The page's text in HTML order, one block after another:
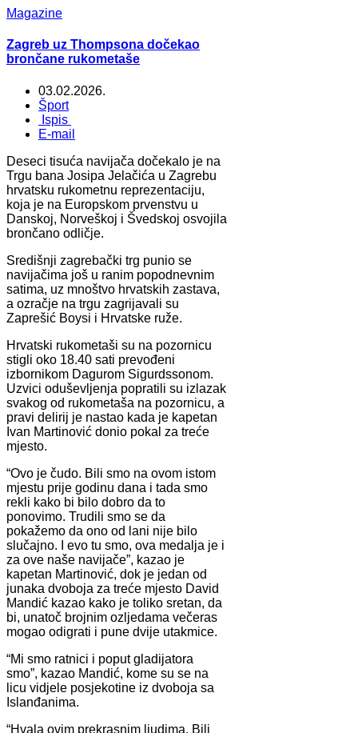
Magazine
Zagreb uz Thompsona dočekao
brončane rukometaše
03.02.2026.
Šport
Ispis
E-mail
Deseci tisuća navijača dočekalo je na
Trgu bana Josipa Jelačića u Zagrebu
hrvatsku rukometnu reprezentaciju,
koja je na Europskom prvenstvu u
Danskoj, Norveškoj i Švedskoj osvojila
brončano odličje.
Središnji zagrebački trg punio se
navijačima još u ranim popodnevnim
satima, uz mnoštvo hrvatskih zastava,
a ozračje na trgu zagrijavali su
Zaprešić Boysi i Hrvatske ruže.
Hrvatski rukometaši su na pozornicu
stigli oko 18.40 sati prevođeni
izbornikom Dagurom Sigurdssonom.
Uzvici oduševljenja popratili su izlazak
svakog od rukometaša na pozornicu, a
pravi delirij je nastao kada je kapetan
Ivan Martinović donio pokal za treće
mjesto.
“Ovo je čudo. Bili smo na ovom istom
mjestu prije godinu dana i tada smo
rekli kako bi bilo dobro da to
ponovimo. Trudili smo se da
pokažemo da ono od lani nije bilo
slučajno. I evo tu smo, ova medalja je i
za ove naše navijače”, kazao je
kapetan Martinović, dok je jedan od
junaka dvoboja za treće mjesto David
Mandić kazao kako je toliko sretan, da
bi, unatoč brojnim ozljedama večeras
mogao odigrati i pune dvije utakmice.
“Mi smo ratnici i poput gladijatora
smo”, kazao Mandić, kome su se na
licu vidjele posjekotine iz dvoboja sa
Islanđanima.
“Hvala ovim prekrasnim ljudima. Bili